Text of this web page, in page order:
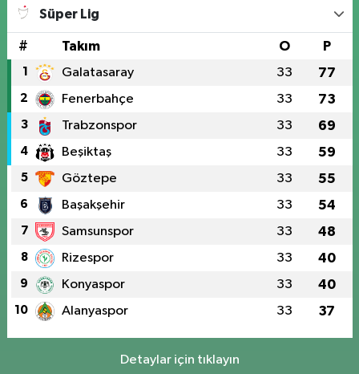
Süper Lig
# Takım O P
1 Galatasaray 33 77
2 Fenerbahçe 33 73
3 Trabzonspor 33 69
4 Beşiktaş 33 59
5 Göztepe 33 55
6 Başakşehir 33 54
7 Samsunspor 33 48
8 Rizespor 33 40
9 Konyaspor 33 40
10 Alanyaspor 33 37
Detaylar için tıklayın